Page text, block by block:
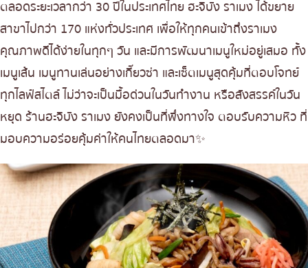
ตลอดระยะเวลากว่า 30 ปีในประเทศไทย ฮะจิบัง ราเมง ได้ขยาย
สาขาไปกว่า 170 แห่งทั่วประเทศ เพื่อให้ทุกคนเข้าถึงราเมง
คุณภาพดีได้ง่ายในทุกๆ วัน และมีการพัฒนาเมนูใหม่อยู่เสมอ ทั้ง
เมนูเส้น เมนูทานเล่นอย่างเกี๊ยวซ่า และเซ็ตเมนูสุดคุ้มที่ตอบโจทย์
ทุกไลฟ์สไตล์ ไม่ว่าจะเป็นมื้อด่วนในวันทำงาน หรือสังสรรค์ในวัน
หยุด ร้านฮะจิบัง ราเมง ยังคงเป็นที่พึ่งทางใจ ตอบรับความหิว ที่
มอบความอร่อยคุ้มค่าให้คนไทยตลอดมา✨